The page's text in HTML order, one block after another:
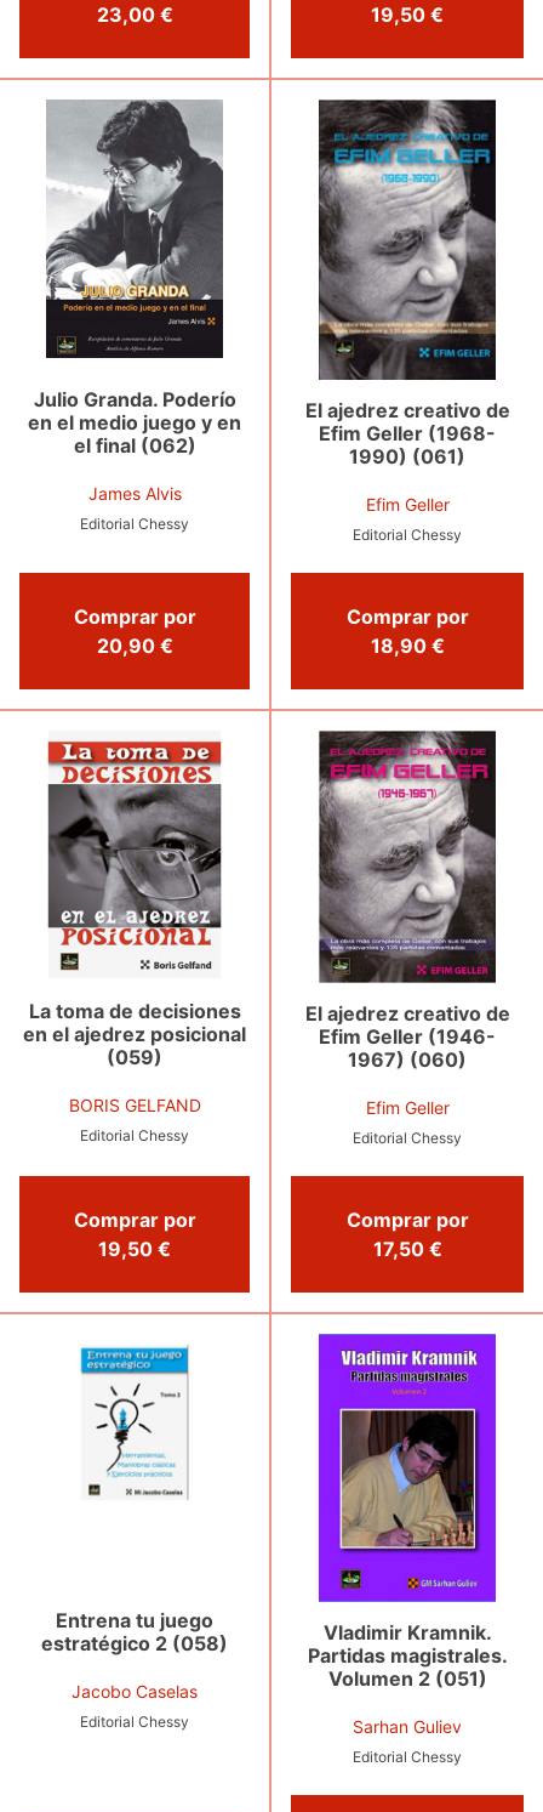
23,00 € 19,50 €
Julio Granda. Poderío
en el medio juego y en
el final (062)
James Alvis
Editorial Chessy
Comprar por
20,90 €
El ajedrez creativo de
Efim Geller (1968-
1990) (061)
Efim Geller
Editorial Chessy
Comprar por
18,90 €
La toma de decisiones
en el ajedrez posicional
(059)
BORIS GELFAND
Editorial Chessy
Comprar por
19,50 €
El ajedrez creativo de
Efim Geller (1946-
1967) (060)
Efim Geller
Editorial Chessy
Comprar por
17,50 €
Entrena tu juego
estratégico 2 (058)
Jacobo Caselas
Editorial Chessy
Vladimir Kramnik.
Partidas magistrales.
Volumen 2 (051)
Sarhan Guliev
Editorial Chessy